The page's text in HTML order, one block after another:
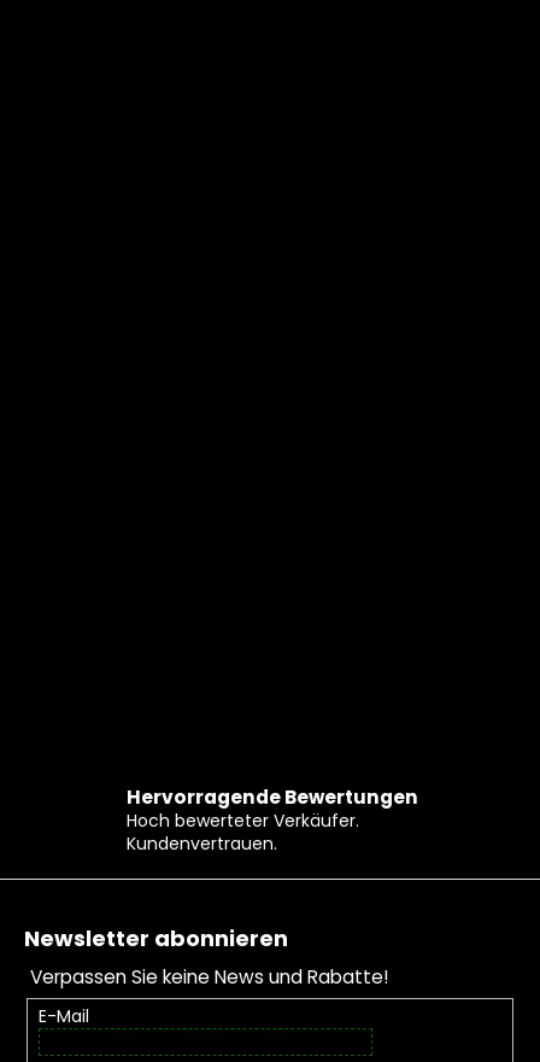
Hervorragende Bewertungen
Hoch bewerteter Verkäufer.
Kundenvertrauen.
Fußzeile
Newsletter abonnieren
Verpassen Sie keine News und Rabatte!
E-Mail